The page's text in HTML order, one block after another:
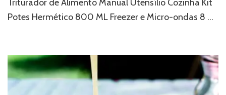
Triturador de Alimento Manual Utensílio Cozinha Kit
Potes Hermético 800 ML Freezer e Micro-ondas 8 …